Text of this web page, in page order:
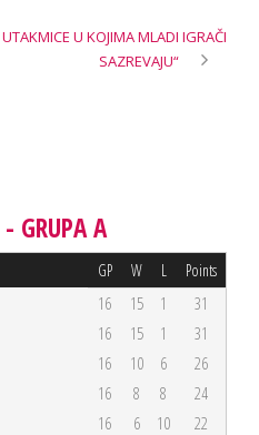
U KOJIMA MLADI IGRAČI
SAZREVAJU“
GRUPA A
GP W L Points
16 15 1
31
16 15 1
31
16 10 6
26
16 8 8
24
16 6 10
22